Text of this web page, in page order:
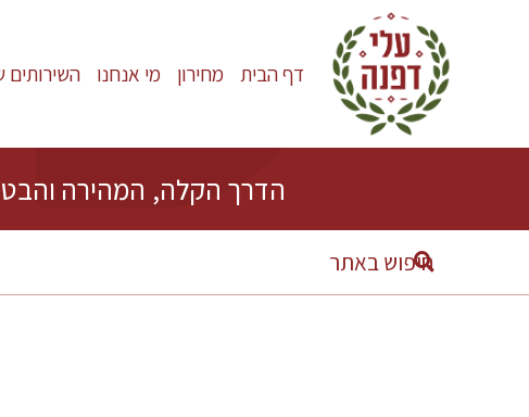
דף הבית מחירון מי אנחנו השירותים
הדרך הקלה, המהירה